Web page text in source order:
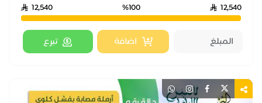
12,540
%100
12,540
اضافة تبرع